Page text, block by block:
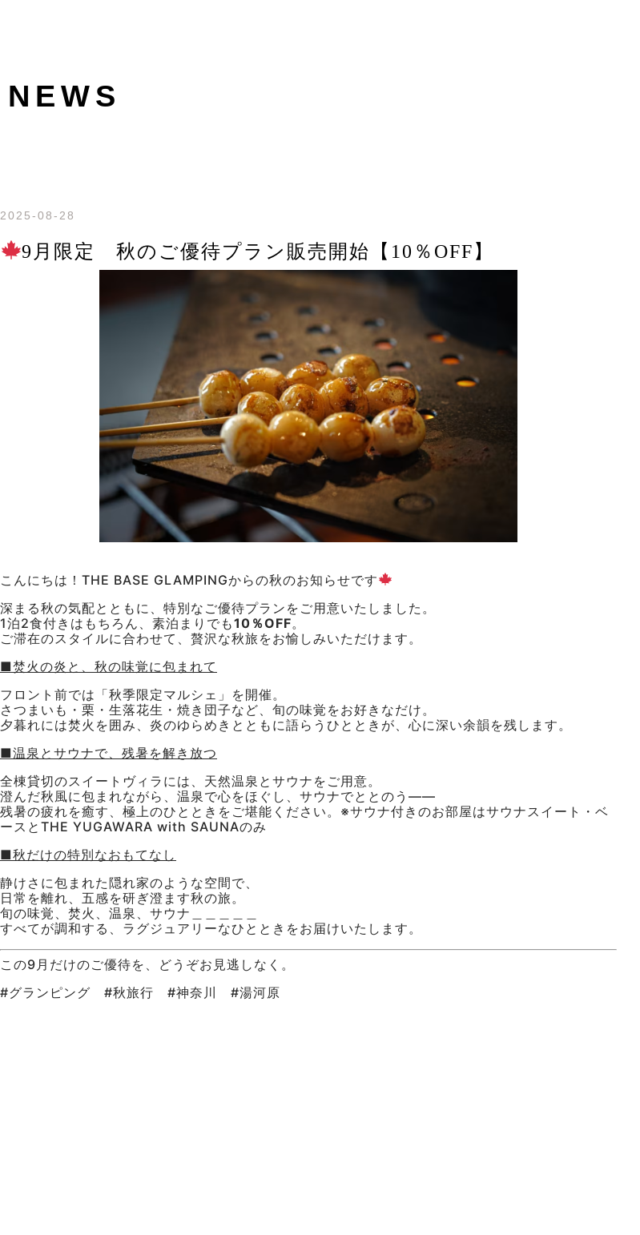
NEWS
2025-08-28
9月限定 秋のご優待プラン販売開始【10％OFF】
こんにちは！THE BASE GLAMPINGからの秋のお知らせです
深まる秋の気配とともに、特別なご優待プランをご用意いたしました。
1泊2食付きはもちろん、素泊まりでも10％OFF。
ご滞在のスタイルに合わせて、贅沢な秋旅をお愉しみいただけます。
■焚火の炎と、秋の味覚に包まれて
フロント前では「秋季限定マルシェ」を開催。
さつまいも・栗・生落花生・焼き団子など、旬の味覚をお好きなだけ。
夕暮れには焚火を囲み、炎のゆらめきとともに語らうひとときが、心に深い余韻を残します。
■温泉とサウナで、残暑を解き放つ
全棟貸切のスイートヴィラには、天然温泉とサウナをご用意。
澄んだ秋風に包まれながら、温泉で心をほぐし、サウナでととのう――
残暑の疲れを癒す、極上のひとときをご堪能ください。※サウナ付きのお部屋はサウナスイート・ベ
ースとTHE YUGAWARA with SAUNAのみ
■秋だけの特別なおもてなし
静けさに包まれた隠れ家のような空間で、
日常を離れ、五感を研ぎ澄ます秋の旅。
旬の味覚、焚火、温泉、サウナ＿＿＿＿＿
すべてが調和する、ラグジュアリーなひとときをお届けいたします。
この9月だけのご優待を、どうぞお見逃しなく。
#グランピング #秋旅行 #神奈川 #湯河原